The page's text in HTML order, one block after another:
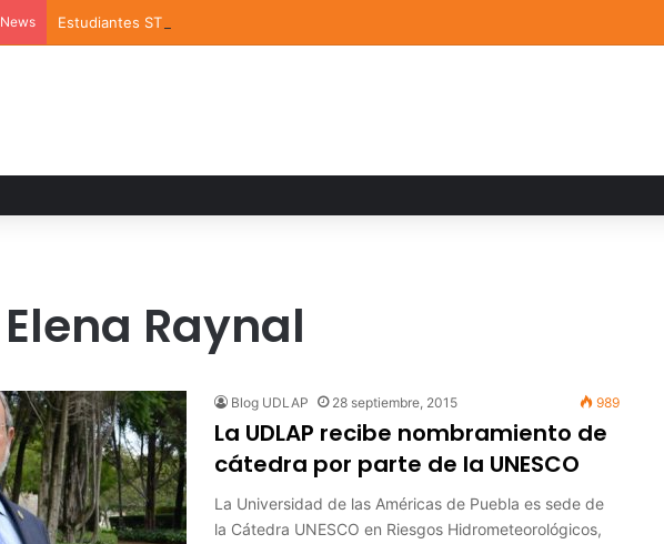
Estudiantes STEM de la UDLAP destacan en el MUTVI 2026
Raynal
Blog UDLAP 28 septiembre, 2015 989
La UDLAP recibe nombramiento de
cátedra por parte de la UNESCO
La Universidad de las Américas de Puebla es sede de
la Cátedra UNESCO en Riesgos Hidrometeorológicos,